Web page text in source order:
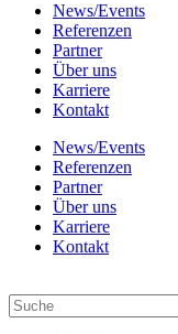
News/Events
Referenzen
Partner
Über uns
Karriere
Kontakt
News/Events
Referenzen
Partner
Über uns
Karriere
Kontakt